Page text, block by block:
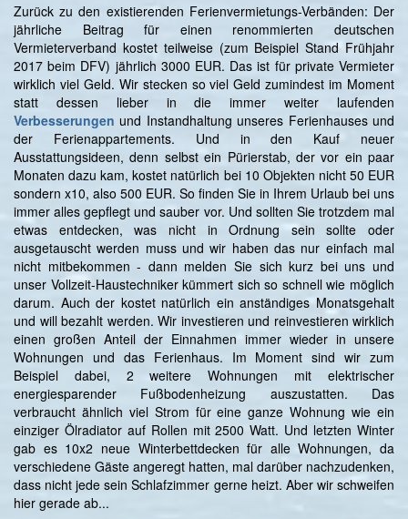
Zurück zu den existierenden Ferienvermietungs-Verbänden: Der
jährliche Beitrag für einen renommierten deutschen
Vermieterverband kostet teilweise (zum Beispiel Stand Frühjahr
2017 beim DFV) jährlich 3000 EUR. Das ist für private Vermieter
wirklich viel Geld. Wir stecken so viel Geld zumindest im Moment
statt dessen lieber in die immer weiter laufenden
Verbesserungen und Instandhaltung unseres Ferienhauses und
der Ferienappartements. Und in den Kauf neuer
Ausstattungsideen, denn selbst ein Pürierstab, der vor ein paar
Monaten dazu kam, kostet natürlich bei 10 Objekten nicht 50 EUR
sondern x10, also 500 EUR. So finden Sie in Ihrem Urlaub bei uns
immer alles gepflegt und sauber vor. Und sollten Sie trotzdem mal
etwas entdecken, was nicht in Ordnung sein sollte oder
ausgetauscht werden muss und wir haben das nur einfach mal
nicht mitbekommen - dann melden Sie sich kurz bei uns und
unser Vollzeit-Haustechniker kümmert sich so schnell wie möglich
darum. Auch der kostet natürlich ein anständiges Monatsgehalt
und will bezahlt werden. Wir investieren und reinvestieren wirklich
einen großen Anteil der Einnahmen immer wieder in unsere
Wohnungen und das Ferienhaus. Im Moment sind wir zum
Beispiel dabei, 2 weitere Wohnungen mit elektrischer
energiesparender Fußbodenheizung auszustatten. Das
verbraucht ähnlich viel Strom für eine ganze Wohnung wie ein
einziger Ölradiator auf Rollen mit 2500 Watt. Und letzten Winter
gab es 10x2 neue Winterbettdecken für alle Wohnungen, da
verschiedene Gäste angeregt hatten, mal darüber nachzudenken,
dass nicht jede sein Schlafzimmer gerne heizt. Aber wir schweifen
hier gerade ab...